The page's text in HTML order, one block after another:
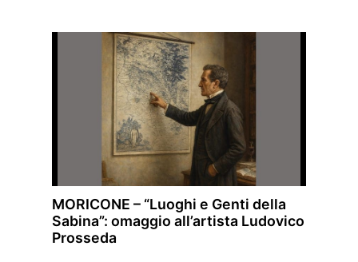
MORICONE – “Luoghi e Genti della
Sabina”: omaggio all’artista Ludovico
Prosseda